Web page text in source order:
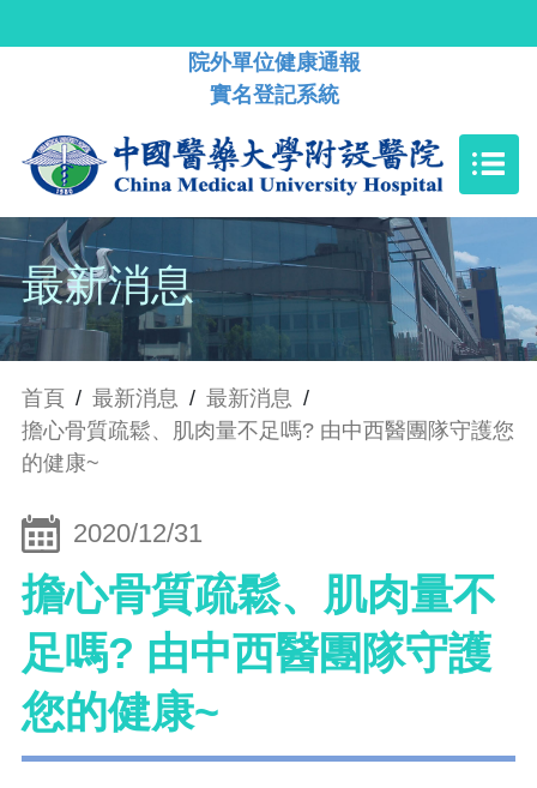
院外單位健康通報
實名登記系統
最新消息
首頁 / 最新消息 / 最新消息 /
擔心骨質疏鬆、肌肉量不足嗎? 由中西醫團隊守護您
的健康~
2020/12/31
擔心骨質疏鬆、肌肉量不
足嗎? 由中西醫團隊守護
您的健康~